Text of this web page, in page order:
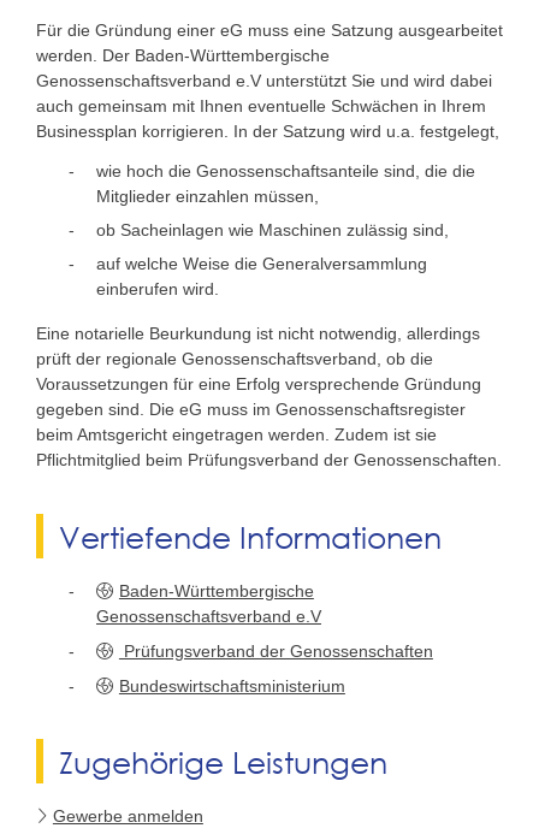
Für die Gründung einer eG muss eine Satzung ausgearbeitet
werden. Der Baden-Württembergische
Genossenschaftsverband e.V unterstützt Sie und wird dabei
auch gemeinsam mit Ihnen eventuelle Schwächen in Ihrem
Businessplan korrigieren. In der Satzung wird u.a. festgelegt,
wie hoch die Genossenschaftsanteile sind, die die
Mitglieder einzahlen müssen,
ob Sacheinlagen wie Maschinen zulässig sind,
auf welche Weise die Generalversammlung
einberufen wird.
Eine notarielle Beurkundung ist nicht notwendig, allerdings
prüft der regionale Genossenschaftsverband, ob die
Voraussetzungen für eine Erfolg versprechende Gründung
gegeben sind. Die eG muss im Genossenschaftsregister
beim Amtsgericht eingetragen werden. Zudem ist sie
Pflichtmitglied beim Prüfungsverband der Genossenschaften.
Vertiefende Informationen
Baden-Württembergische
Genossenschaftsverband e.V
Prüfungsverband der Genossenschaften
Bundeswirtschaftsministerium
Zugehörige Leistungen
Gewerbe anmelden